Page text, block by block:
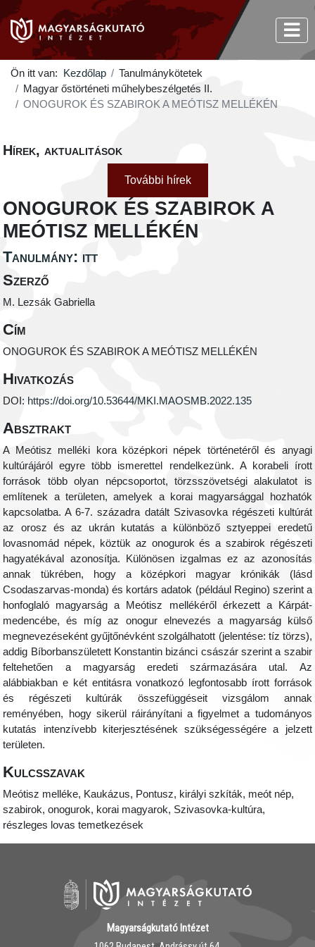
Ön itt van: Kezdőlap
Tanulmánykötetek
Magyar őstörténeti műhelybeszélgetés II.
ONOGUROK ÉS SZABIROK A MEÓTISZ MELLÉKÉN
Hírek, aktualitások
További hírek
ONOGUROK ÉS SZABIROK A
MEÓTISZ MELLÉKÉN
Tanulmány: itt
Szerző
M. Lezsák Gabriella
Cím
ONOGUROK ÉS SZABIROK A MEÓTISZ MELLÉKÉN
Hivatkozás
DOI: https://doi.org/10.53644/MKI.MAOSMB.2022.135
Absztrakt
A Meótisz melléki kora középkori népek történetéről és anyagi
kultúrájáról egyre több ismerettel rendelkezünk. A korabeli írott
források több olyan népcsoportot, törzsszövetségi alakulatot is
említenek a területen, amelyek a korai magyarsággal hozhatók
kapcsolatba. A 6-7. századra datált Szivasovka régészeti kultúrát
az orosz és az ukrán kutatás a különböző sztyeppei eredetű
lovasnomád népek, köztük az onogurok és a szabirok régészeti
hagyatékával azonosítja. Különösen izgalmas ez az azonosítás
annak tükrében, hogy a középkori magyar krónikák (lásd
Csodaszarvas-monda) és kortárs adatok (például Regino) szerint a
honfoglaló magyarság a Meótisz mellékéről érkezett a Kárpát-
medencébe, és míg az onogur elnevezés a magyarság külső
megnevezéseként gyűjtőnévként szolgálhatott (jelentése: tíz törzs),
addig Bíborbanszületett Konstantin bizánci császár szerint a szabir
feltehetően a magyarság eredeti származására utal. Az
alábbiakban e két entitásra vonatkozó legfontosabb írott források
és régészeti kultúrák összefüggéseit vizsgálom annak
reményében, hogy sikerül ráirányítani a figyelmet a tudományos
kutatás intenzívebb kiterjesztésének szükségességére a jelzett
területen.
Kulcsszavak
Meótisz melléke, Kaukázus, Pontusz, királyi szkíták, meót nép,
szabirok, onogurok, korai magyarok, Szivasovka-kultúra,
részleges lovas temetkezések
Magyarságkutató Intézet